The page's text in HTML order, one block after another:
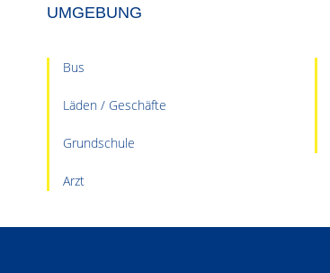
UMGEBUNG
Bus
Läden / Geschäfte
Grundschule
Arzt